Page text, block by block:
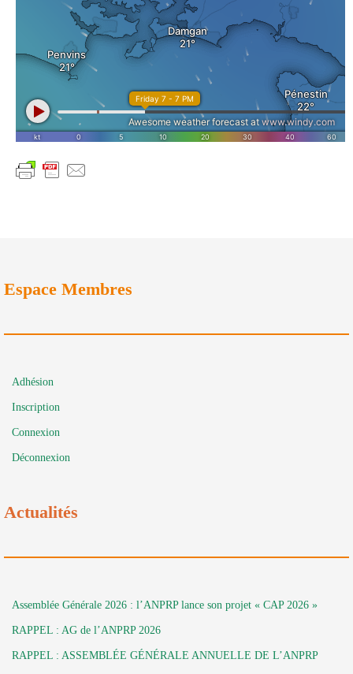
Espace Membres
Adhésion
Inscription
Connexion
Déconnexion
Actualités
Assemblée Générale 2026 : l’ANPRP lance son projet « CAP 2026 »
RAPPEL : AG de l’ANPRP 2026
RAPPEL : ASSEMBLÉE GÉNÉRALE ANNUELLE DE L’ANPRP